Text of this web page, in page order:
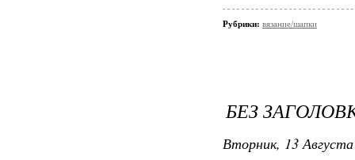
Рубрики: вязание/шапки
БЕЗ
Вторник, 13